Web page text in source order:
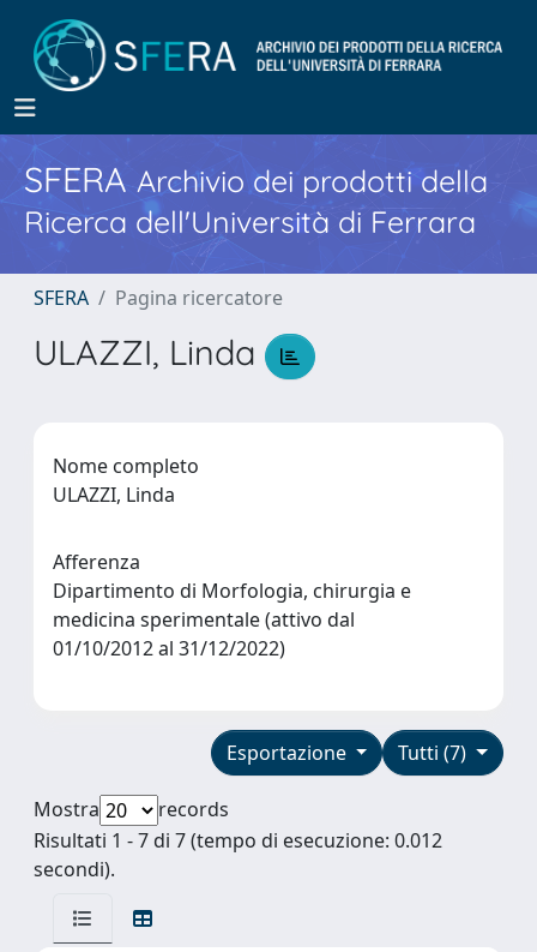
SFERA Archivio dei prodotti della
Ricerca dell'Università di Ferrara
SFERA Pagina ricercatore
ULAZZI, Linda
Nome completo
ULAZZI, Linda
Afferenza
Dipartimento di Morfologia, chirurgia e
medicina sperimentale (attivo dal
01/10/2012 al 31/12/2022)
Tutti (7)
Esportazione
Mostra
records
Risultati 1 - 7 di 7 (tempo di esecuzione: 0.012
secondi).